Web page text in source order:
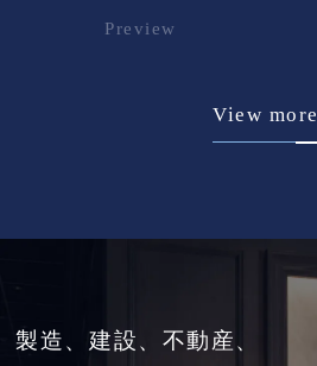
Preview
View more
製造、建設、不動産、